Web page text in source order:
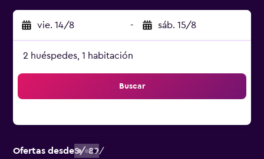
vie. 14/8 - sáb. 15/8
2 huéspedes, 1 habitación
Buscar
Ofertas desdeS/ 89/